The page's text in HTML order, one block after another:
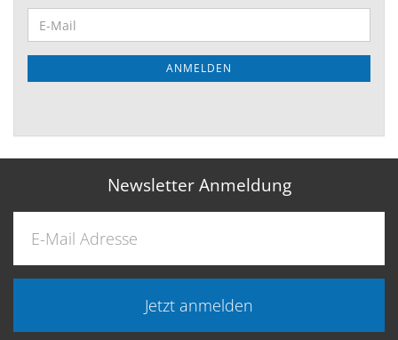
ZUR
NEWSLETTER-
E-
Mail
ANMELDEN
Newsletter Anmeldung
Jetzt anmelden